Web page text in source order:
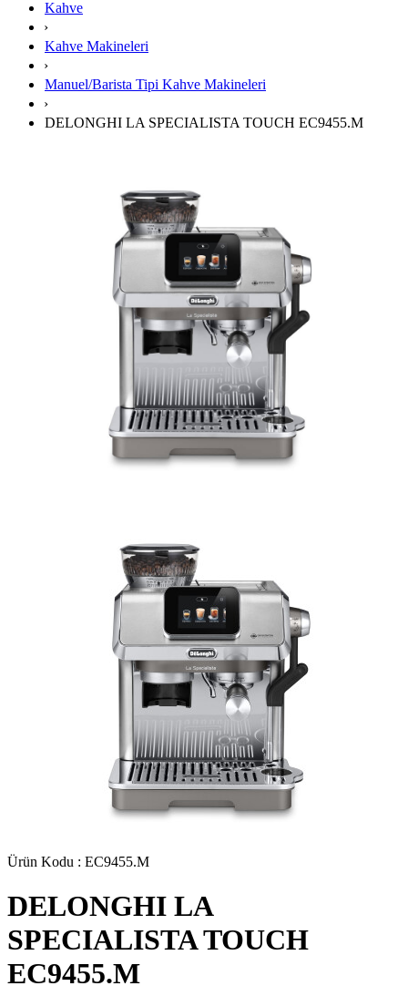
Kahve
›
Kahve Makineleri
›
Manuel/Barista Tipi Kahve Makineleri
›
DELONGHI LA SPECIALISTA TOUCH EC9455.M
Ürün Kodu : EC9455.M
DELONGHI LA
SPECIALISTA TOUCH
EC9455.M